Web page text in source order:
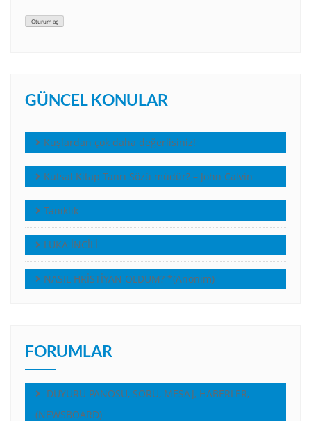
Oturum aç
GÜNCEL KONULAR
Kuşlardan çok daha değerlisiniz!
Kutsal Kitap Tanrı Sözü müdür? – John Calvin
Tanıklık
LUKA İNCİLİ
NASIL HRİSTİYAN OLDUM? *(Anonim)
FORUMLAR
DUYURU PANOSU, SORU, MESAJ, HABERLER,
(NEWSBOARD)